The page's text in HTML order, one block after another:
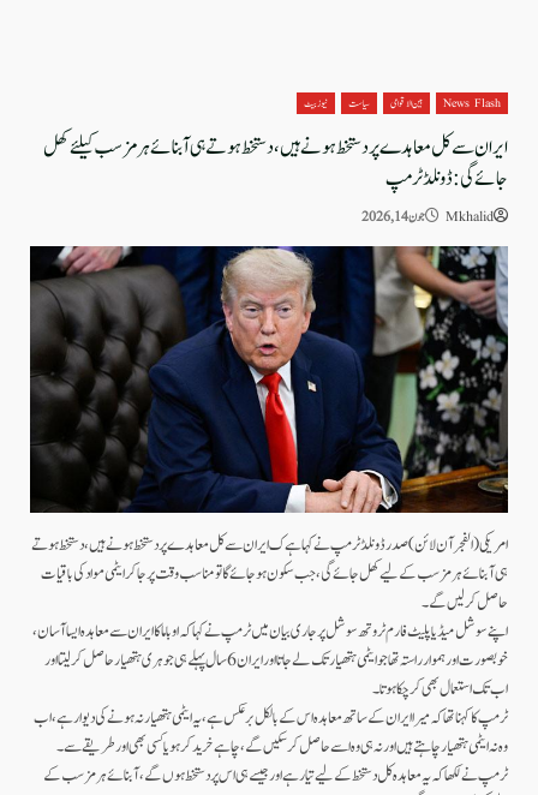
News Flash بین الاقوامی سیاست نیوز بیٹ
ایران سےکل معاہدے پر دستخط ہونے ہیں، دستخط ہوتے ہی آبنائے ہرمز سب کیلئےکھل
جائےگی: ڈونلڈ ٹرمپ
Mkhalid جون 14, 2026
امریکی (الفجر آن لائن)صدرڈونلڈ ٹرمپ نےکہا ہےک ایران سے کل معاہدے پر دستخط ہونے ہیں، دستخط ہوتے
ہی آبنائے ہرمز سب کے لیےکھل جائےگی، جب سکون ہوجائےگا تو مناسب وقت پر جا کر ایٹمی مواد کی باقیات
حاصل کرلیں گے۔
اپنے سوشل میڈیا پلیٹ فارم ٹروتھ سوشل پر جاری بیان میں ٹرمپ نے کہا کہ اوباما کا ایران سے معاہدہ ایسا آسان،
خوبصورت اور ہموار راستہ تھا جو ایٹمی ہتھیار تک لے جاتا اور ایران 6 سال پہلے ہی جوہری ہتھیار حاصل کرلیتا اور
اب تک استعمال بھی کر چکا ہوتا۔
ٹرمپ کا کہنا تھا کہ میرا ایران کے ساتھ معاہدہ اس کے بالکل برعکس ہے، یہ ایٹمی ہتھیار نہ ہونے کی دیوار ہے، اب
وہ نہ ایٹمی ہتھیار چاہتے ہیں اور نہ ہی وہ اسے حاصل کرسکیں گے، چاہے خرید کر ہو یا کسی بھی اور طریقے سے۔
ٹرمپ نے لکھا کہ یہ معاہدہ کل دستخط کے لیے تیار ہے اور جیسے ہی اس پر دستخط ہوں گے، آبنائے ہرمز سب کے